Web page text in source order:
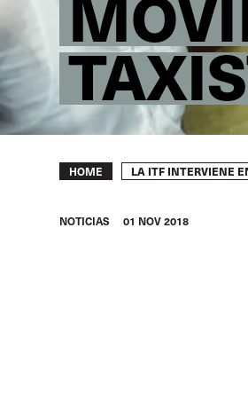
Breadcrumb
HOME LA ITF INTERVIENE
NOTICIAS 01 NOV 2018